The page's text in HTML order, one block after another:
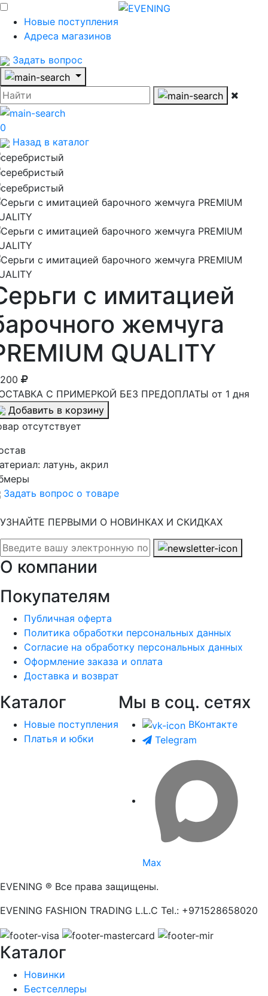
Новые поступления
Адреса магазинов
Задать вопрос
0
Назад в каталог
с имитацией
жемчуга
QUALITY
С ПРИМЕРКОЙ БЕЗ ПРЕДОПЛАТЫ от 1 дня
Добавить в корзину
отсутствует
латунь, акрил
Задать вопрос о товаре
УЗНАЙТЕ ПЕРВЫМИ О НОВИНКАХ И СКИДКАХ
О компании
Покупателям
Публичная оферта
Политика обработки персональных данных
Согласие на обработку персональных данных
Оформление заказа и оплата
Доставка и возврат
Каталог
Новые поступления
Платья и юбки
Мы в соц. сетях
ВКонтакте
Telegram
Max
EVENING ® Все права защищены.
EVENING FASHION TRADING L.L.C Tel.: +971528658020
Каталог
Новинки
Бестселлеры